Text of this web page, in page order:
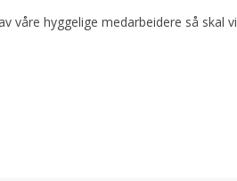
våre hyggelige medarbeidere så skal